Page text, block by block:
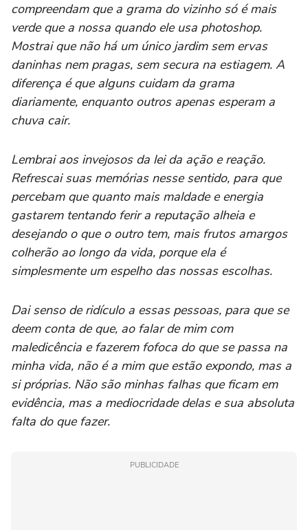
compreendam que a grama do vizinho só é mais
verde que a nossa quando ele usa photoshop.
Mostrai que não há um único jardim sem ervas
daninhas nem pragas, sem secura na estiagem. A
diferença é que alguns cuidam da grama
diariamente, enquanto outros apenas esperam a
chuva cair.
Lembrai aos invejosos da lei da ação e reação.
Refrescai suas memórias nesse sentido, para que
percebam que quanto mais maldade e energia
gastarem tentando ferir a reputação alheia e
desejando o que o outro tem, mais frutos amargos
colherão ao longo da vida, porque ela é
simplesmente um espelho das nossas escolhas.
Dai senso de ridículo a essas pessoas, para que se
deem conta de que, ao falar de mim com
maledicência e fazerem fofoca do que se passa na
minha vida, não é a mim que estão expondo, mas a
si próprias. Não são minhas falhas que ficam em
evidência, mas a mediocridade delas e sua absoluta
falta do que fazer.
PUBLICIDADE